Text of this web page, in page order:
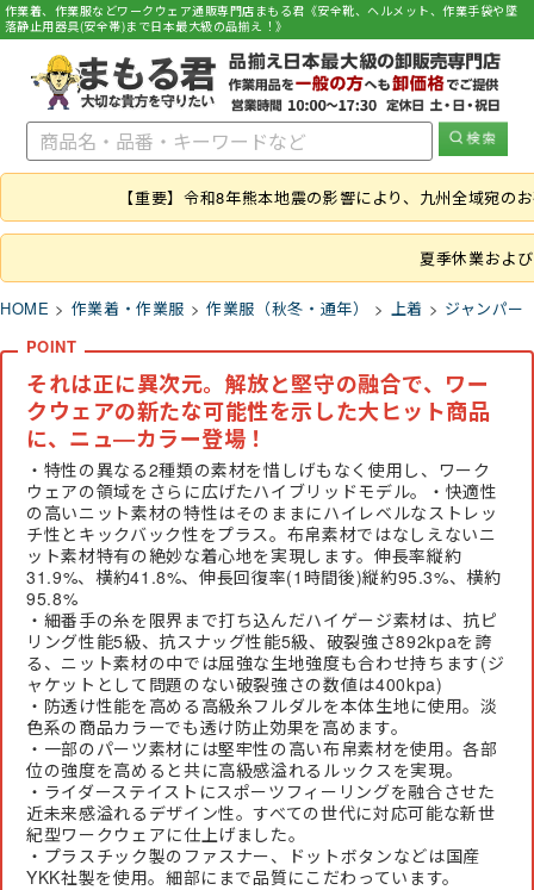
作業着、作業服などワークウェア通販専門店まもる君《安全靴、ヘルメット、作業手袋や墜
落静止用器具(安全帯)まで日本最大級の品揃え！》
【重要】令和8年熊本地震の影響により、九州全域宛
夏季休業およ
HOME 作業着・作業服 作業服（秋冬・通年） 上着 ジャンパー
それは正に異次元。解放と堅守の融合で、ワー
クウェアの新たな可能性を示した大ヒット商品
に、ニュ―カラー登場！
・特性の異なる2種類の素材を惜しげもなく使用し、ワーク
ウェアの領域をさらに広げたハイブリッドモデル。・快適性
の高いニット素材の特性はそのままにハイレベルなストレッ
チ性とキックバック性をプラス。布帛素材ではなしえないニ
ット素材特有の絶妙な着心地を実現します。伸長率縦約
31.9%、横約41.8%、伸長回復率(1時間後)縦約95.3%、横約
95.8%
・細番手の糸を限界まで打ち込んだハイゲージ素材は、抗ピ
リング性能5級、抗スナッグ性能5級、破裂強さ892kpaを誇
る、ニット素材の中では屈強な生地強度も合わせ持ちます(ジ
ャケットとして問題のない破裂強さの数値は400kpa)
・防透け性能を高める高級糸フルダルを本体生地に使用。淡
色系の商品カラーでも透け防止効果を高めます。
・一部のパーツ素材には堅牢性の高い布帛素材を使用。各部
位の強度を高めると共に高級感溢れるルックスを実現。
・ライダーステイストにスポーツフィーリングを融合させた
近未来感溢れるデザイン性。すべての世代に対応可能な新世
紀型ワークウェアに仕上げました。
・プラスチック製のファスナー、ドットボタンなどは国産
YKK社製を使用。細部にまで品質にこだわっています。